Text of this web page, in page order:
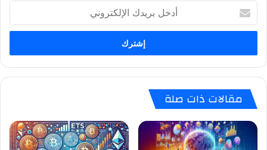
بريدك
الإلكتروني
مقالات ذات صلة